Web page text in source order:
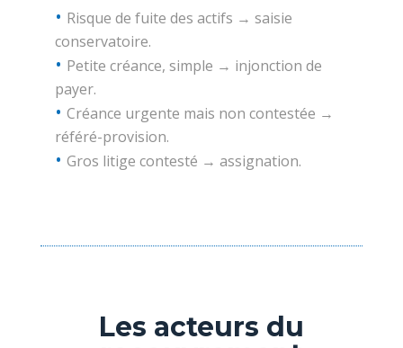
Risque de fuite des actifs → saisie
conservatoire.
Petite créance, simple → injonction de
payer.
Créance urgente mais non contestée →
référé-provision.
Gros litige contesté → assignation.
Les acteurs du